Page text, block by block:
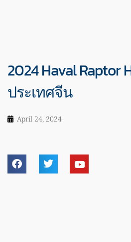
2024 Haval Raptor
ประเทศจีน
April 24, 2024